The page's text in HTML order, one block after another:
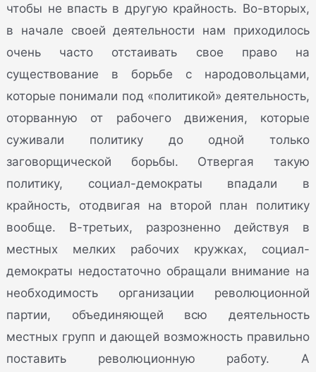
чтобы не впасть в другую крайность. Во-вторых,
в начале своей деятельности нам приходилось
очень часто отстаивать свое право на
существование в борьбе с народовольцами,
которые понимали под «политикой» деятельность,
оторванную от рабочего движения, которые
суживали политику до одной только
заговорщической борьбы. Отвергая такую
политику, социал-демократы впадали в
крайность, отодвигая на второй план политику
вообще. В-третьих, разрозненно действуя в
местных мелких рабочих кружках, социал-
демократы недостаточно обращали внимание на
необходимость организации революционной
партии, объединяющей всю деятельность
местных групп и дающей возможность правильно
поставить революционную работу. А